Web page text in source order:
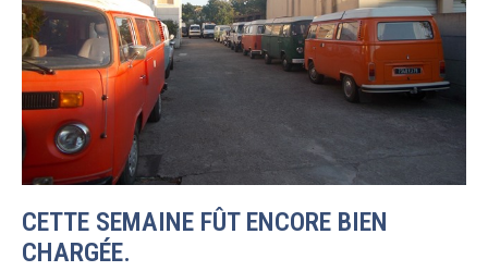
CETTE SEMAINE FÛT ENCORE BIEN
CHARGÉE.